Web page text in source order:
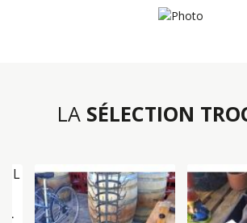
LA SÉLECTION